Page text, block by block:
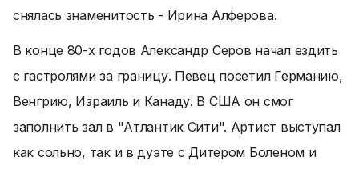
снялась знаменитость - Ирина Алферова.
В конце 80-х годов Александр Серов начал ездить
с гастролями за границу. Певец посетил Германию,
Венгрию, Израиль и Канаду. В США он смог
заполнить зал в "Атлантик Сити". Артист выступал
как сольно, так и в дуэте с Дитером Боленом и